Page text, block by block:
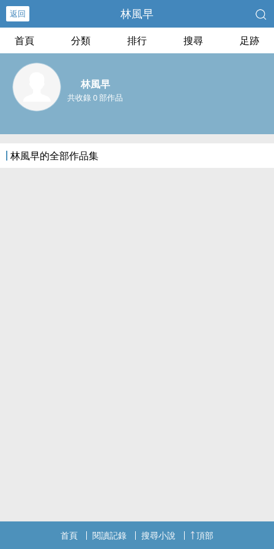
返回 林風早
首頁 分類 排行 搜尋 足跡
林風早
共收錄 0 部作品
林風早的全部作品集
首頁 閱讀記錄 搜尋小說 頂部